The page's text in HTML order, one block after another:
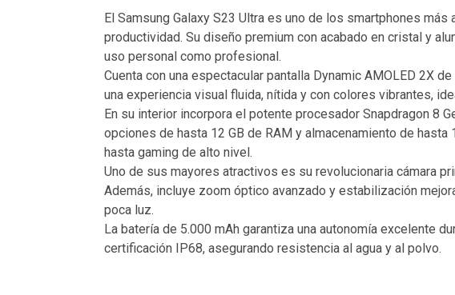
El Samsung Galaxy S23 Ultra es uno de los smartphones
productividad. Su diseño premium con acabado en cristal y
uso personal como profesional.
Cuenta con una espectacular pantalla Dynamic AMOLED 2X
una experiencia visual fluida, nítida y con colores vibrantes,
En su interior incorpora el potente procesador Snapdragon 8
opciones de hasta 12 GB de RAM y almacenamiento de
hasta gaming de alto nivel.
Uno de sus mayores atractivos es su revolucionaria cámara
Además, incluye zoom óptico avanzado y estabilización
poca luz.
La batería de 5.000 mAh garantiza una autonomía excelente
certificación IP68, asegurando resistencia al agua y al polvo.